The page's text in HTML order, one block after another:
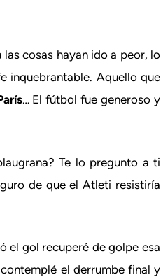
cosas hayan ido a peor, lo
inquebrantable. Aquello que
… El fútbol fue generoso y
Te lo pregunto a ti
de que el Atleti resistiría
el gol recuperé de golpe esa
el derrumbe final y